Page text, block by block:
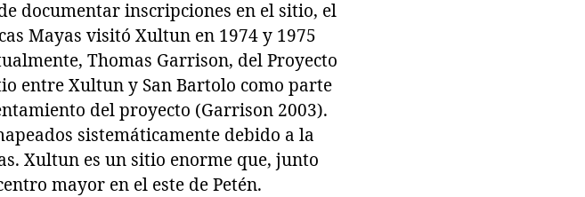
documentar inscripciones en el sitio, el
Mayas visitó Xultun en 1974 y 1975
Thomas Garrison, del Proyecto
entre Xultun y San Bartolo como parte
del proyecto (Garrison 2003).
sistemáticamente debido a la
Xultun es un sitio enorme que, junto
mayor en el este de Petén.